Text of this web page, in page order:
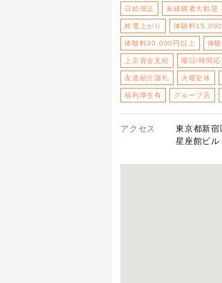
日給保証 未経験者大歓迎
終電上がり 体験料15,000
体験料30,000円以上 体
上京資金支給 曜日/時間応
友達紹介謝礼 火曜定休
福利厚生有 グループ店
アクセス
東京都新宿
星座館ビル